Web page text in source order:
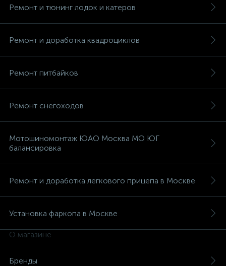
Ремонт и тюнинг лодок и катеров
Ремонт и доработка квадроциклов
Ремонт питбайков
Ремонт снегоходов
Мотошиномонтаж ЮАО Москва МО ЮГ
балансировка
Ремонт и доработка легкового прицепа в Москве
Установка фаркопа в Москве
О магазине
Бренды